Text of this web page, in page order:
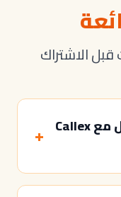
الاشتراك
ما مدى سرعة بدء التشغيل مع Callex +